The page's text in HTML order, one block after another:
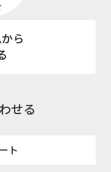
ら
せる
ト